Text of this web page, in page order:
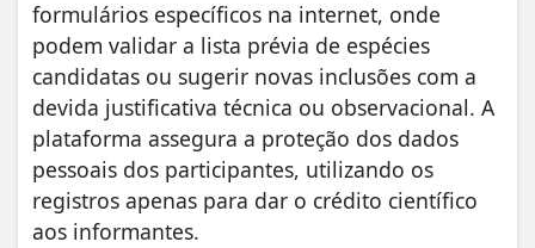
formulários específicos na internet, onde
podem validar a lista prévia de espécies
candidatas ou sugerir novas inclusões com a
devida justificativa técnica ou observacional. A
plataforma assegura a proteção dos dados
pessoais dos participantes, utilizando os
registros apenas para dar o crédito científico
aos informantes.